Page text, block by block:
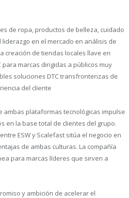
de ropa, productos de belleza, cuidado
en el mercado en análisis de
creación de tiendas locales llave en
para marcas dirigidas a públicos muy
soluciones DTC transfronterizas de
del cliente
plataformas tecnológicas impulse
en la base total de clientes del grupo.
ESW y Scalefast sitúa el negocio en
de ambas culturas. La compañía
para marcas líderes que sirven a
y ambición de acelerar el